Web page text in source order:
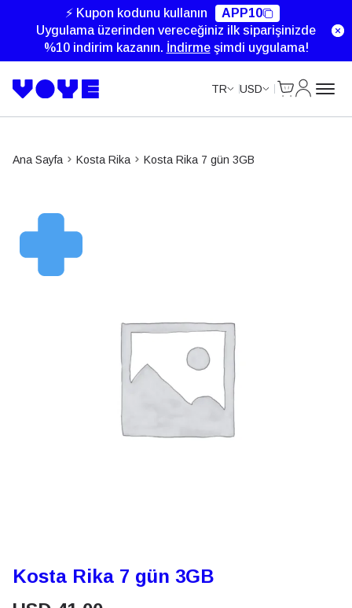
⚡ Kupon kodunu kullanın
APP10
Uygulama üzerinden vereceğiniz ilk siparişinizde
%10 indirim kazanın. İndirmeşimdi uygulama!
TR USD
Ana Sayfa Kosta Rika Kosta Rika 7 gün 3GB
Kosta Rika 7 gün 3GB